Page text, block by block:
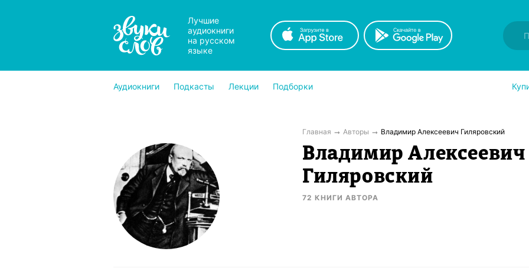
Лучшие
аудиокниги
на русском
языке
Аудиокниги Подкасты Лекции Подборки
Главная Авторы Владимир Алексеевич Гиляровский
Владимир Алексеевич
Гиляровский
72 КНИГИ АВТОРА